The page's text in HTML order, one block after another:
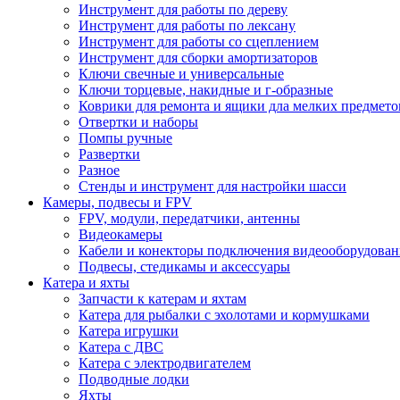
Инструмент для работы по дереву
Инструмент для работы по лексану
Инструмент для работы со сцеплением
Инструмент для сборки амортизаторов
Ключи свечные и универсальные
Ключи торцевые, накидные и г-образные
Коврики для ремонта и ящики дла мелких
Отвертки и наборы
Помпы ручные
Развертки
Разное
Стенды и инструмент для настройки шасси
Камеры, подвесы и FPV
FPV, модули, передатчики, антенны
Видеокамеры
Кабели и конекторы подключения
Подвесы, стедикамы и аксессуары
Катера и яхты
Запчасти к катерам и яхтам
Катера для рыбалки с эхолотами и кормушками
Катера игрушки
Катера с ДВС
Катера с электродвигателем
Подводные лодки
Яхты